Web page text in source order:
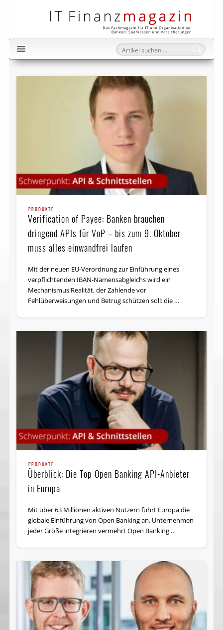
PRODUKTE
Verification of Payee: Banken brauchen
dringend APIs für VoP – bis zum 9. Oktober
muss alles einwandfrei laufen
Mit der neuen EU-Verordnung zur Einführung eines
verpflichtenden IBAN-Namensabgleichs wird ein
Mechanismus Realität, der Zahlende vor
Fehlüberweisungen und Betrug schützen soll: die …
PRODUKTE
Überblick: Die Top Open Banking API-Anbieter
in Europa
Mit über 63 Millionen aktiven Nutzern führt Europa die
globale Einführung von Open Banking an. Unternehmen
jeder Größe integrieren vermehrt Open Banking …